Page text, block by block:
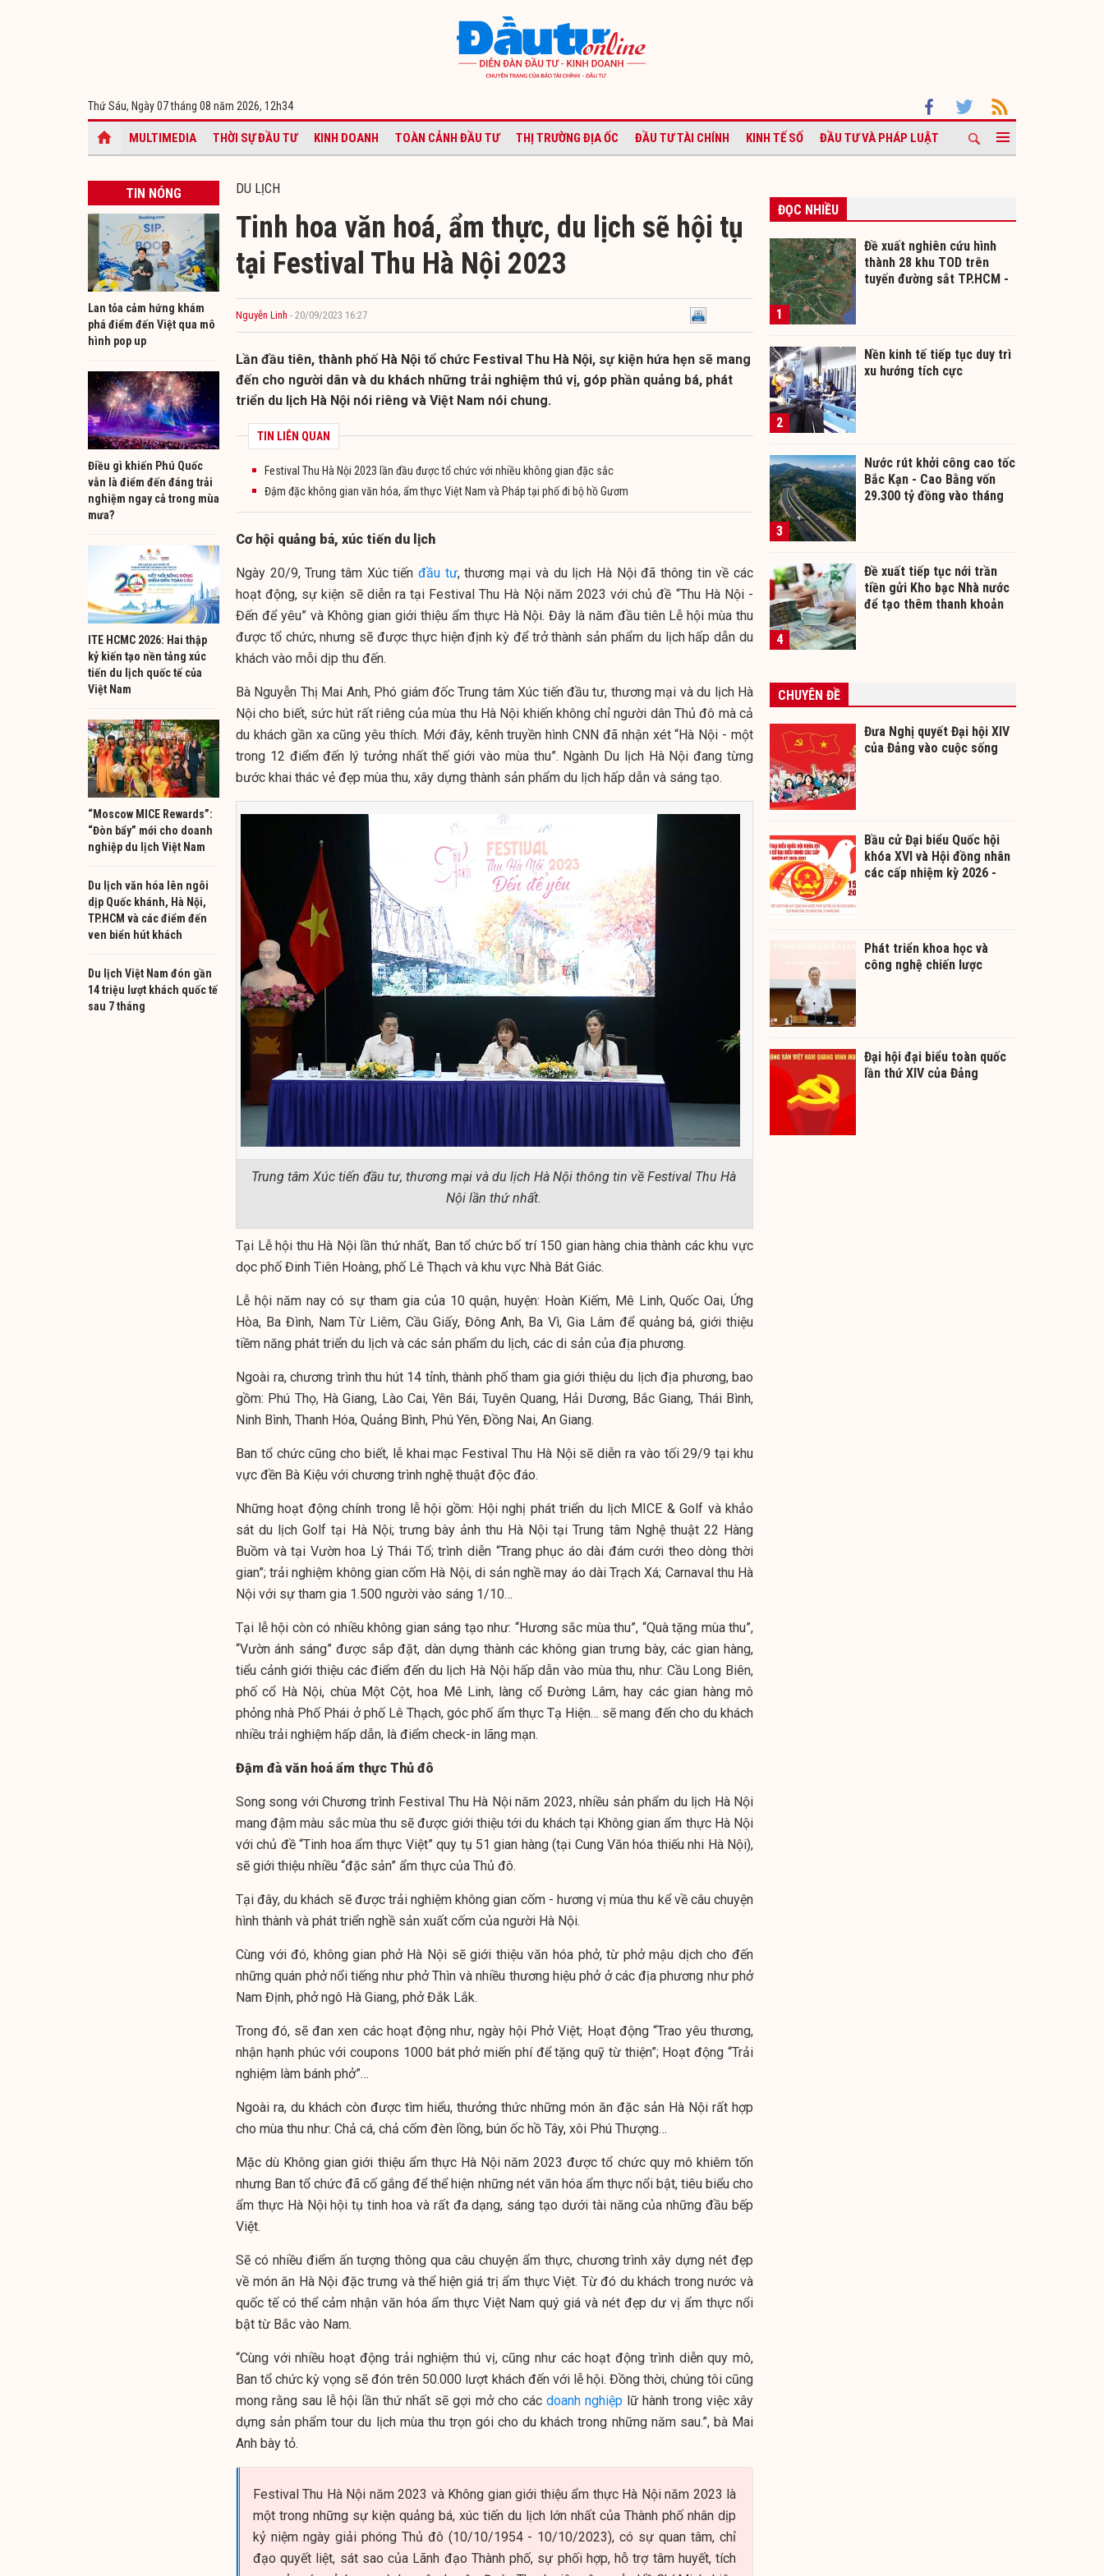
Thứ Sáu, Ngày 07 tháng 08 năm 2026, 12h34
MULTIMEDIA THỜI SỰ ĐẦU TƯ KINH DOANH TOÀN CẢNH ĐẦU TƯ THỊ TRƯỜNG ĐỊA ỐC ĐẦU TƯ TÀI CHÍNH KINH TẾ SỐ ĐẦU TƯ VÀ PHÁP LUẬT
TIN NÓNG
Lan tỏa cảm hứng khám
phá điểm đến Việt qua mô
hình pop up
Điều gì khiến Phú Quốc
vẫn là điểm đến đáng trải
nghiệm ngay cả trong mùa
mưa?
ITE HCMC 2026: Hai thập
kỷ kiến tạo nền tảng xúc
tiến du lịch quốc tế của
Việt Nam
“Moscow MICE Rewards”:
“Đòn bẩy” mới cho doanh
nghiệp du lịch Việt Nam
Du lịch văn hóa lên ngôi
dịp Quốc khánh, Hà Nội,
TP.HCM và các điểm đến
ven biển hút khách
Du lịch Việt Nam đón gần
14 triệu lượt khách quốc tế
sau 7 tháng
DU LỊCH
Tinh hoa văn hoá, ẩm thực, du lịch sẽ hội tụ
tại Festival Thu Hà Nội 2023
Nguyễn Linh - 20/09/2023 16:27
Lần đầu tiên, thành phố Hà Nội tổ chức Festival Thu Hà Nội, sự kiện hứa hẹn sẽ mang
đến cho người dân và du khách những trải nghiệm thú vị, góp phần quảng bá, phát
triển du lịch Hà Nội nói riêng và Việt Nam nói chung.
TIN LIÊN QUAN
Festival Thu Hà Nội 2023 lần đầu được tổ chức với nhiều không gian đặc sắc
Đậm đặc không gian văn hóa, ẩm thực Việt Nam và Pháp tại phố đi bộ hồ Gươm
Cơ hội quảng bá, xúc tiến du lịch
Ngày 20/9, Trung tâm Xúc tiếnđầu tư, thương mại và du lịch Hà Nội đã thông tin về các
hoạt động, sự kiện sẽ diễn ra tại Festival Thu Hà Nội năm 2023 với chủ đề “Thu Hà Nội -
Đến để yêu” và Không gian giới thiệu ẩm thực Hà Nội. Đây là năm đầu tiên Lễ hội mùa thu
được tổ chức, nhưng sẽ được thực hiện định kỳ để trở thành sản phẩm du lịch hấp dẫn du
khách vào mỗi dịp thu đến.
Bà Nguyễn Thị Mai Anh, Phó giám đốc Trung tâm Xúc tiến đầu tư, thương mại và du lịch Hà
Nội cho biết, sức hút rất riêng của mùa thu Hà Nội khiến không chỉ người dân Thủ đô mà cả
du khách gần xa cũng yêu thích. Mới đây, kênh truyền hình CNN đã nhận xét “Hà Nội - một
trong 12 điểm đến lý tưởng nhất thế giới vào mùa thu”. Ngành Du lịch Hà Nội đang từng
bước khai thác vẻ đẹp mùa thu, xây dựng thành sản phẩm du lịch hấp dẫn và sáng tạo.
Trung tâm Xúc tiến đầu tư, thương mại và du lịch Hà Nội thông tin về Festival Thu Hà
Nội lần thứ nhất.
Tại Lễ hội thu Hà Nội lần thứ nhất, Ban tổ chức bố trí 150 gian hàng chia thành các khu vực
dọc phố Đinh Tiên Hoàng, phố Lê Thạch và khu vực Nhà Bát Giác.
Lễ hội năm nay có sự tham gia của 10 quận, huyện: Hoàn Kiếm, Mê Linh, Quốc Oai, Ứng
Hòa, Ba Đình, Nam Từ Liêm, Cầu Giấy, Đông Anh, Ba Vì, Gia Lâm để quảng bá, giới thiệu
tiềm năng phát triển du lịch và các sản phẩm du lịch, các di sản của địa phương.
Ngoài ra, chương trình thu hút 14 tỉnh, thành phố tham gia giới thiệu du lịch địa phương, bao
gồm: Phú Thọ, Hà Giang, Lào Cai, Yên Bái, Tuyên Quang, Hải Dương, Bắc Giang, Thái Bình,
Ninh Bình, Thanh Hóa, Quảng Bình, Phú Yên, Đồng Nai, An Giang.
Ban tổ chức cũng cho biết, lễ khai mạc Festival Thu Hà Nội sẽ diễn ra vào tối 29/9 tại khu
vực đền Bà Kiệu với chương trình nghệ thuật độc đáo.
Những hoạt động chính trong lễ hội gồm: Hội nghị phát triển du lịch MICE & Golf và khảo
sát du lịch Golf tại Hà Nội; trưng bày ảnh thu Hà Nội tại Trung tâm Nghệ thuật 22 Hàng
Buồm và tại Vườn hoa Lý Thái Tổ; trình diễn “Trang phục áo dài đám cưới theo dòng thời
gian”; trải nghiệm không gian cốm Hà Nội, di sản nghề may áo dài Trạch Xá; Carnaval thu Hà
Nội với sự tham gia 1.500 người vào sáng 1/10…
Tại lễ hội còn có nhiều không gian sáng tạo như: “Hương sắc mùa thu”, “Quà tặng mùa thu”,
“Vườn ánh sáng” được sắp đặt, dàn dựng thành các không gian trưng bày, các gian hàng,
tiểu cảnh giới thiệu các điểm đến du lịch Hà Nội hấp dẫn vào mùa thu, như: Cầu Long Biên,
phố cổ Hà Nội, chùa Một Cột, hoa Mê Linh, làng cổ Đường Lâm, hay các gian hàng mô
phỏng nhà Phố Phái ở phố Lê Thạch, góc phố ẩm thực Tạ Hiện… sẽ mang đến cho du khách
nhiều trải nghiệm hấp dẫn, là điểm check-in lãng mạn.
Đậm đà văn hoá ẩm thực Thủ đô
Song song với Chương trình Festival Thu Hà Nội năm 2023, nhiều sản phẩm du lịch Hà Nội
mang đậm màu sắc mùa thu sẽ được giới thiệu tới du khách tại Không gian ẩm thực Hà Nội
với chủ đề “Tinh hoa ẩm thực Việt” quy tụ 51 gian hàng (tại Cung Văn hóa thiếu nhi Hà Nội),
sẽ giới thiệu nhiều “đặc sản” ẩm thực của Thủ đô.
Tại đây, du khách sẽ được trải nghiệm không gian cốm - hương vị mùa thu kể về câu chuyện
hình thành và phát triển nghề sản xuất cốm của người Hà Nội.
Cùng với đó, không gian phở Hà Nội sẽ giới thiệu văn hóa phở, từ phở mậu dịch cho đến
những quán phở nổi tiếng như phở Thìn và nhiều thương hiệu phở ở các địa phương như phở
Nam Định, phở ngô Hà Giang, phở Đắk Lắk.
Trong đó, sẽ đan xen các hoạt động như, ngày hội Phở Việt; Hoạt động “Trao yêu thương,
nhận hạnh phúc với coupons 1000 bát phở miến phí để tặng quỹ từ thiện”; Hoạt động “Trải
nghiệm làm bánh phở”…
Ngoài ra, du khách còn được tìm hiểu, thưởng thức những món ăn đặc sản Hà Nội rất hợp
cho mùa thu như: Chả cá, chả cốm đèn lồng, bún ốc hồ Tây, xôi Phú Thượng…
Mặc dù Không gian giới thiệu ẩm thực Hà Nội năm 2023 được tổ chức quy mô khiêm tốn
nhưng Ban tổ chức đã cố gắng để thể hiện những nét văn hóa ẩm thực nổi bật, tiêu biểu cho
ẩm thực Hà Nội hội tụ tinh hoa và rất đa dạng, sáng tạo dưới tài năng của những đầu bếp
Việt.
Sẽ có nhiều điểm ấn tượng thông qua câu chuyện ẩm thực, chương trình xây dựng nét đẹp
về món ăn Hà Nội đặc trưng và thể hiện giá trị ẩm thực Việt. Từ đó du khách trong nước và
quốc tế có thể cảm nhận văn hóa ẩm thực Việt Nam quý giá và nét đẹp dư vị ẩm thực nổi
bật từ Bắc vào Nam.
“Cùng với nhiều hoạt động trải nghiệm thú vị, cũng như các hoạt động trình diễn quy mô,
Ban tổ chức kỳ vọng sẽ đón trên 50.000 lượt khách đến với lễ hội. Đồng thời, chúng tôi cũng
mong rằng sau lễ hội lần thứ nhất sẽ gợi mở cho các doanh nghiệplữ hành trong việc xây
dựng sản phẩm tour du lịch mùa thu trọn gói cho du khách trong những năm sau.”, bà Mai
Anh bày tỏ.
Festival Thu Hà Nội năm 2023 và Không gian giới thiệu ẩm thực Hà Nội năm 2023 là
một trong những sự kiện quảng bá, xúc tiến du lịch lớn nhất của Thành phố nhân dịp
kỷ niệm ngày giải phóng Thủ đô (10/10/1954 - 10/10/2023), có sự quan tâm, chỉ
đạo quyết liệt, sát sao của Lãnh đạo Thành phố, sự phối hợp, hỗ trợ tâm huyết, tích
ĐỌC NHIỀU
1
Đề xuất nghiên cứu hình
thành 28 khu TOD trên
tuyến đường sắt TP.HCM -
2
Nền kinh tế tiếp tục duy trì
xu hướng tích cực
3
Nước rút khởi công cao tốc
Bắc Kạn - Cao Bằng vốn
29.300 tỷ đồng vào tháng
4
Đề xuất tiếp tục nới trần
tiền gửi Kho bạc Nhà nước
để tạo thêm thanh khoản
CHUYÊN ĐỀ
Đưa Nghị quyết Đại hội XIV
của Đảng vào cuộc sống
Bầu cử Đại biểu Quốc hội
khóa XVI và Hội đồng nhân
các cấp nhiệm kỳ 2026 -
Phát triển khoa học và
công nghệ chiến lược
Đại hội đại biểu toàn quốc
lần thứ XIV của Đảng